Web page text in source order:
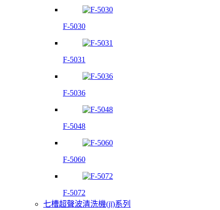
F-5030
F-5031
F-5036
F-5048
F-5060
F-5072
七槽超聲波清洗機(jī)系列